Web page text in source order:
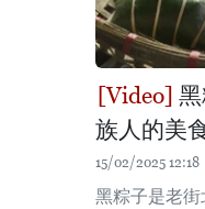
族人的美
15/02/2025 12:18
黑粽子是老